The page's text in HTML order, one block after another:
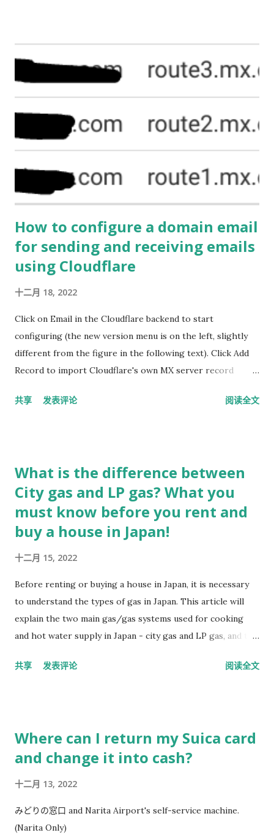
articles written by someone else, and it's difficult for you to
shouldn't try to appeal to the masses but rather create
something unique. But this doesn't mean that you should
record what you are currently doing and what you are
most familiar with. You don't ha...
How to configure a domain email
for sending and receiving emails
using Cloudflare
十二月 18, 2022
Click on Email in the Cloudflare backend to start
configuring (the new version menu is on the left, slightly
different from the figure in the following text). Click Add
Record to import Cloudflare's own MX server record
other email service providers in the DNS resolution
the domain name or simply write @." Next, you must tell
Cloudflare which Email using your root domain name you
want to forward to which existing Email of yours: Email
Routing I wrote this based on my memory, so some details
are unclear. The focus is on the Google Mail settings. (In
any case, you should verify your Destination email first,
共享 发表评论 阅读全文
What is the difference between
City gas and LP gas? What you
must know before you rent and
buy a house in Japan!
十二月 15, 2022
Before renting or buying a house in Japan, it is necessary
to understand the types of gas in Japan. This article will
explain the two main gas/gas systems used for cooking
and hot water supply in Japan - city gas and LP gas, and the
Japan is generally divided into "city gas (in Japanese, "都市ガ
The main difference is in "the raw material composition of
the gas, the method of gas supply, the calorific value of the
The raw material composition of city gas is a gaseous
fossil fuel composed of methane. The method of supplying
city gas is to provide gas to every household through
共享 发表评论 阅读全文
Where can I return my Suica card
and change it into cash?
十二月 13, 2022
みどりの窓口 and Narita Airport's self-service machine.
(Narita Only)